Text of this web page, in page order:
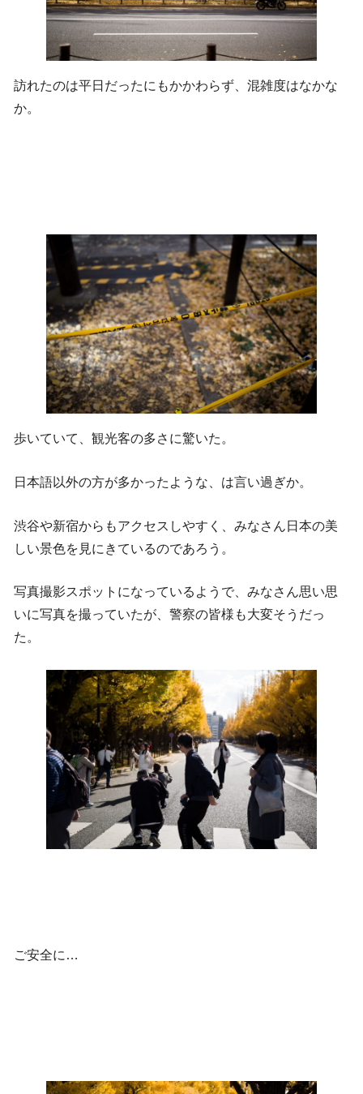
訪れたのは平日だったにもかかわらず、混雑度はなかな
か。
歩いていて、観光客の多さに驚いた。
日本語以外の方が多かったような、は言い過ぎか。
渋谷や新宿からもアクセスしやすく、みなさん日本の美
しい景色を見にきているのであろう。
写真撮影スポットになっているようで、みなさん思い思
いに写真を撮っていたが、警察の皆様も大変そうだっ
た。
ご安全に…